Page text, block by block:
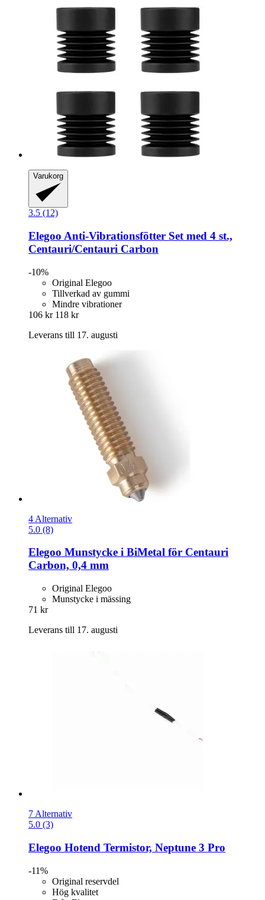
Varukorg
3.5 (12)
Elegoo Anti-​Vibrationsfötter Set med 4 st.,
Centauri/Centauri Carbon
-10%
Original Elegoo
Tillverkad av gummi
Mindre vibrationer
106 kr 118 kr
Leverans till 17. augusti
4 Alternativ
5.0 (8)
Elegoo Munstycke i BiMetal för Centauri
Carbon, 0,4 mm
Original Elegoo
Munstycke i mässing
71 kr
Leverans till 17. augusti
7 Alternativ
5.0 (3)
Elegoo Hotend Termistor, Neptune 3 Pro
-11%
Original reservdel
Hög kvalitet